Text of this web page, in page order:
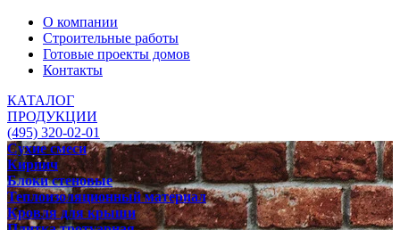
О компании
Строительные работы
Готовые проекты домов
Контакты
КАТАЛОГ
ПРОДУКЦИИ
(495) 320-02-01
Сухие смеси
Кирпич
Блоки стеновые
Теплоизоляционный материал
Кровля для крыши